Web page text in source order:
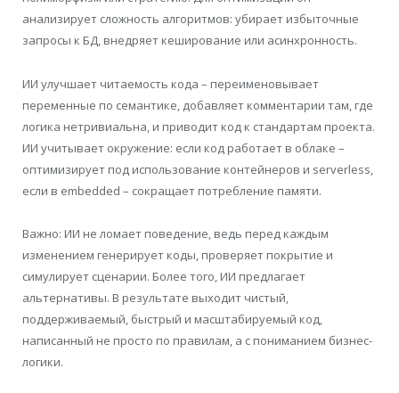
анализирует сложность алгоритмов: убирает избыточные
запросы к БД, внедряет кеширование или асинхронность.
ИИ улучшает читаемость кода – переименовывает
переменные по семантике, добавляет комментарии там, где
логика нетривиальна, и приводит код к стандартам проекта.
ИИ учитывает окружение: если код работает в облаке –
оптимизирует под использование контейнеров и serverless,
если в embedded – сокращает потребление памяти.
Важно: ИИ не ломает поведение, ведь перед каждым
изменением генерирует коды, проверяет покрытие и
симулирует сценарии. Более того, ИИ предлагает
альтернативы. В результате выходит чистый,
поддерживаемый, быстрый и масштабируемый код,
написанный не просто по правилам, а с пониманием бизнес-
логики.